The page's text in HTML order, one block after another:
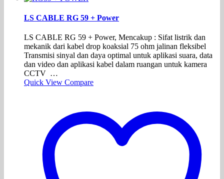
LS CABLE RG 59 + Power
LS CABLE RG 59 + Power, Mencakup : Sifat listrik dan
mekanik dari kabel drop koaksial 75 ohm jalinan fleksibel
Transmisi sinyal dan daya optimal untuk aplikasi suara, data
dan video dan aplikasi kabel dalam ruangan untuk kamera
CCTV …
Quick View Compare